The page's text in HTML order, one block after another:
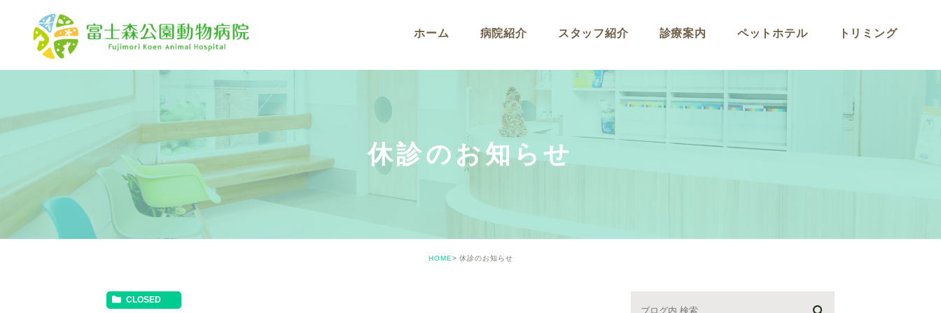
ホーム 病院紹介 スタッフ紹介 診療案内 ペットホテル トリミング
休診のお知らせ
HOME 休診のお知らせ
CLOSED